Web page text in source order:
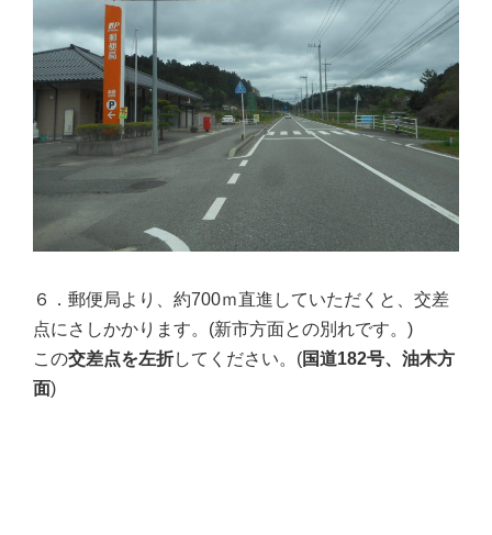
６．郵便局より、約700ｍ直進していただくと、交差
点にさしかかります。(新市方面との別れです。)
この交差点を左折してください。(国道182号、油木方
面)